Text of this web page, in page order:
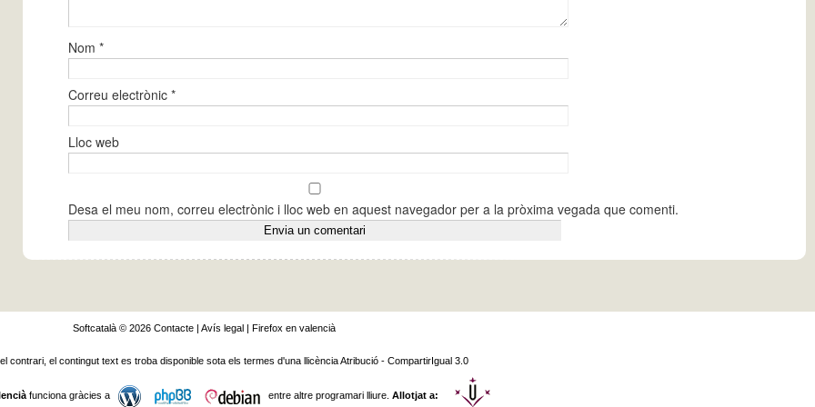
Nom*
Correu electrònic*
Lloc web
Desa el meu nom, correu electrònic i lloc web en aquest navegador per a la pròxima vegada que comenti.
Softcatalà © 2026 Contacte| Avís legal| Firefox en valencià
contrari, el contingut text es troba disponible sota els termes d'una llicènciaAtribució - CompartirIgual 3.0
funciona gràcies a entre altre programari lliure. Allotjat a: